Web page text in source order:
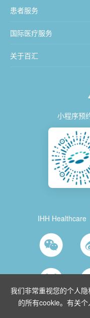
我们非常重视您的个人
的所有cookie。有关
患者服务
国际医疗服务
关于百汇
小程序预
IHH Healthcare